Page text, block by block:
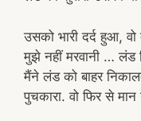
उसको भारी दर्द हुआ,
मुझे नहीं मरवानी … लंड
मैंने लंड को बाहर
पुचकारा. वो फिर से मान